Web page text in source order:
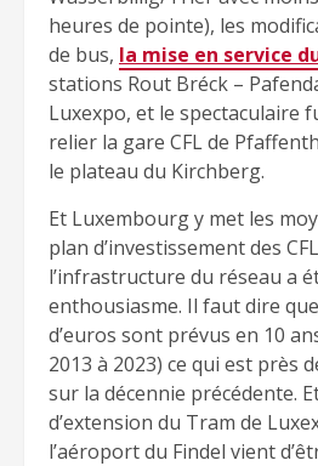
heures de pointe), les
de bus, la mise en service
stations Rout Bréck –
Luxexpo, et le spectaculaire
relier la gare CFL de
le plateau du Kirchberg.
Et Luxembourg y met les
plan d’investissement des
l’infrastructure du réseau a
enthousiasme. Il faut dire
d’euros sont prévus en 10
2013 à 2023) ce qui est près
sur la décennie précédente.
d’extension du Tram de
l’aéroport du Findel vient